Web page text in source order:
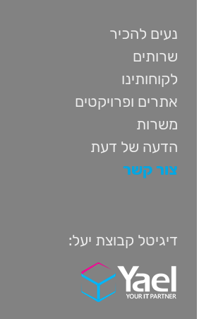
נעים להכיר
שרותים
לקוחותינו
אתרים ופרויקטים
משרות
הדעה של דעת
צור קשר
דיגיטל קבוצת יעל: